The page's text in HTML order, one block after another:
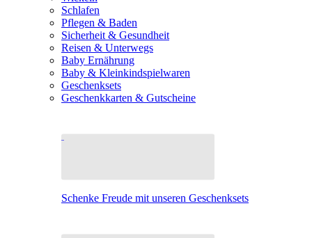
Schlafen
Pflegen & Baden
Sicherheit & Gesundheit
Reisen & Unterwegs
Baby Ernährung
Baby & Kleinkindspielwaren
Geschenksets
Geschenkkarten & Gutscheine
Schenke Freude mit unseren Geschenksets